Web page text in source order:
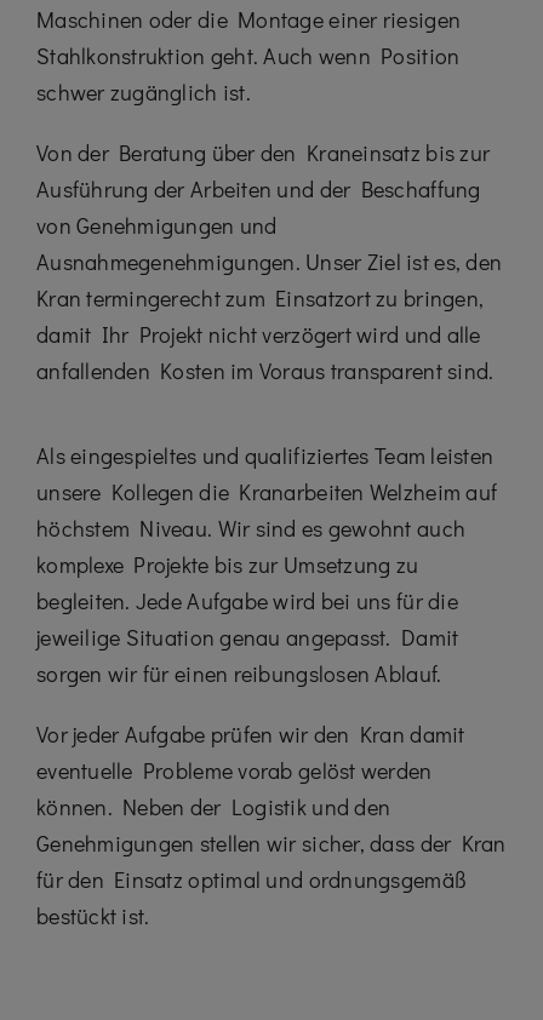
Maschinen oder die Montage einer riesigen
Stahlkonstruktion geht. Auch wenn Position
schwer zugänglich ist.
Von der Beratung über den Kraneinsatz bis zur
Ausführung der Arbeiten und der Beschaffung
von Genehmigungen und
Ausnahmegenehmigungen. Unser Ziel ist es, den
Kran termingerecht zum Einsatzort zu bringen,
damit Ihr Projekt nicht verzögert wird und alle
anfallenden Kosten im Voraus transparent sind.
Als eingespieltes und qualifiziertes Team leisten
unsere Kollegen die Kranarbeiten Welzheim auf
höchstem Niveau. Wir sind es gewohnt auch
komplexe Projekte bis zur Umsetzung zu
begleiten. Jede Aufgabe wird bei uns für die
jeweilige Situation genau angepasst. Damit
sorgen wir für einen reibungslosen Ablauf.
Vor jeder Aufgabe prüfen wir den Kran damit
eventuelle Probleme vorab gelöst werden
können. Neben der Logistik und den
Genehmigungen stellen wir sicher, dass der Kran
für den Einsatz optimal und ordnungsgemäß
bestückt ist.